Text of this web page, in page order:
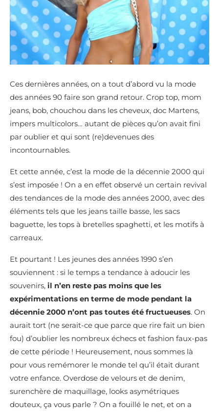
Ces dernières années, on a tout d’abord vu la mode
des années 90 faire son grand retour. Crop top, mom
jeans, bob, chouchou dans les cheveux, doc Martens,
impers multicolors… autant de pièces qu’on avait fini
par oublier et qui sont (re)devenues des
incontournables.
Et cette année, c’est la mode de la décennie 2000 qui
s’est imposée ! On a en effet observé un certain revival
des tendances de la mode des années 2000, avec des
éléments tels que les jeans taille basse, les sacs
baguette, les tops à bretelles spaghetti, et les motifs à
carreaux.
Et pourtant ! Les jeunes des années 1990 s’en
souviennent : si le temps a tendance à adoucir les
souvenirs, il n’en reste pas moins que les
expérimentations en terme de mode pendant la
décennie 2000 n’ont pas toutes été fructueuses. On
aurait tort (ne serait-ce que parce que rire fait un bien
fou) d’oublier les nombreux échecs et fashion faux-pas
de cette période ! Heureusement, nous sommes là
pour vous remémorer le monde tel qu’il était durant
votre enfance. Overdose de velours et de denim,
surenchère de maquillage, looks asymétriques
douteux, ça vous parle ? On a fouillé le net, et on a